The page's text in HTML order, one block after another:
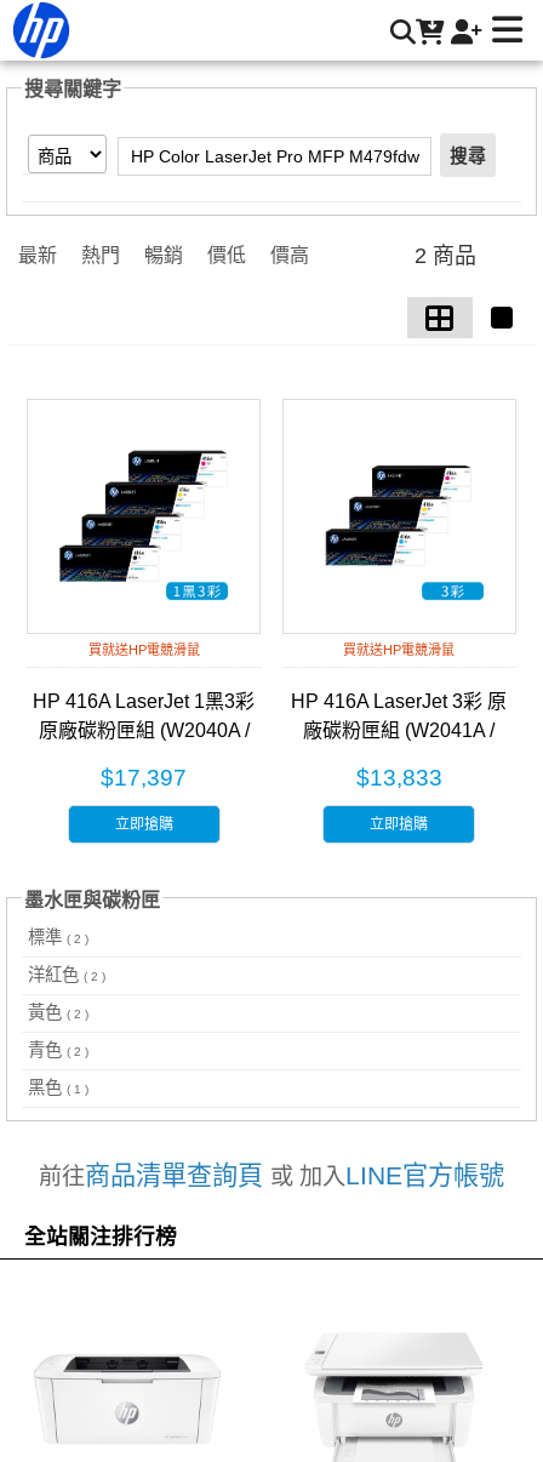
【HP Color LaserJet Pro MFP M479fdw】搜尋結果 | HP® 惠
搜尋關鍵字
搜尋
最新 熱門 暢銷 價低 價高 2 商品
買就送HP電競滑鼠
HP 416A LaserJet 1黑3彩
原廠碳粉匣組 (W2040A /
W2043A)
$17,397
立即搶購
買就送HP電競滑鼠
HP 416A LaserJet 3彩 原
廠碳粉匣組 (W2041A /
$13,833
立即搶購
墨水匣與碳粉匣
標準 ( 2 )
洋紅色 ( 2 )
黃色 ( 2 )
青色 ( 2 )
黑色 ( 1 )
前往商品清單查詢頁 或 加入LINE官方帳號
全站關注排行榜